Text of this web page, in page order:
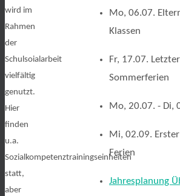
wird im
Rahmen
der
Schulsoialarbeit
vielfältig
genutzt.
Hier
finden
u.a.
Sozialkompetenztrainingseinheiten
statt,
aber
Mo, 06.07.
Klassen
Fr, 17.07.
Sommerferien
Mo, 20.07. - Di,
Mi, 02.09.
Ferien
Jahresplanung